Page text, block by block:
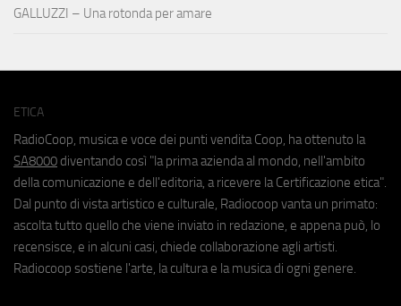
GALLUZZI – Una rotonda per amare
ETICA
RadioCoop, musica e voce dei punti vendita Coop, ha ottenuto la
SA8000 diventando così "la prima azienda al mondo, nell'ambito
della comunicazione e dell'editoria, a ricevere la Certificazione etica".
Dal punto di vista artistico e culturale, Radiocoop vanta un primato:
ascolta tutto quello che viene inviato in redazione, e appena può, lo
recensisce, e in alcuni casi, chiede collaborazione agli artisti.
Radiocoop sostiene l'arte, la cultura e la musica di ogni genere.